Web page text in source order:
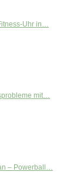
Uhr in…
mit…
– Powerball…